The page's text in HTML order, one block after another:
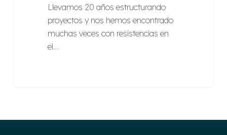
Llevamos 20 años estructurando
proyectos y nos hemos encontrado
muchas veces con resistencias en
el…